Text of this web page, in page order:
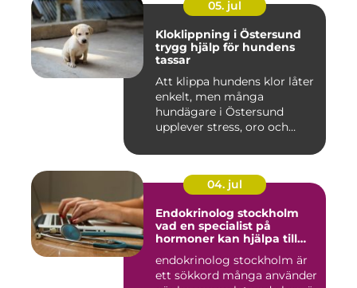
05. jul
Kloklippning i Östersund
trygg hjälp för hundens
tassar
Att klippa hundens klor låter
enkelt, men många
hundägare i Östersund
upplever stress, oro och
04. jul
Endokrinolog stockholm
vad en specialist på
hormoner kan hjälpa till
endokrinolog stockholm är
ett sökkord många använder